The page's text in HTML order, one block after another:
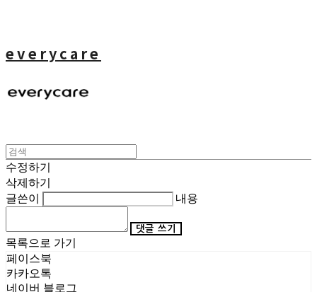
everycare
수정하기
삭제하기
글쓴이
내용
댓글 쓰기
목록으로 가기
페이스북
카카오톡
네이버 블로그